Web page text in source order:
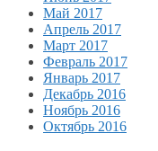
Май 2017
Апрель 2017
Март 2017
Февраль 2017
Январь 2017
Декабрь 2016
Ноябрь 2016
Октябрь 2016